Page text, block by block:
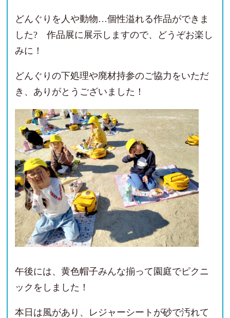
どんぐりを人や動物…個性溢れる作品ができま
した? 作品展に展示しますので、どうぞお楽し
みに！
どんぐりの下処理や廃材持参のご協力をいただ
き、ありがとうございました！
午後には、黄色帽子みんな揃って園庭でピクニ
ックをしました！
本日は風があり、レジャーシートが砂で汚れて